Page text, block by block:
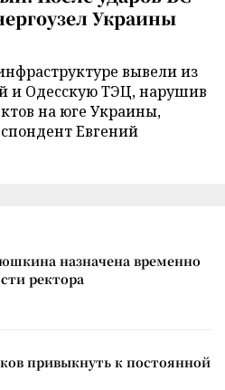
Украины
вывели из
и Одесскую ТЭЦ, нарушив
на юге Украины,
Евгений
назначена временно
ректора
привыкнуть к постоянной